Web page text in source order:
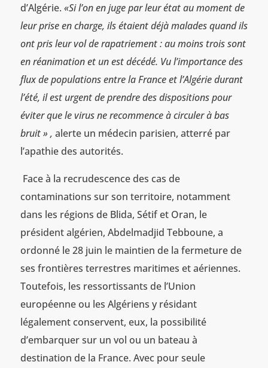
d’Algérie. «Si l’on en juge par leur état au moment de
leur prise en charge, ils étaient déjà malades quand ils
ont pris leur vol de rapatriement : au moins trois sont
en réanimation et un est décédé. Vu l’importance des
flux de populations entre la France et l’Algérie durant
l’été, il est urgent de prendre des dispositions pour
éviter que le virus ne recommence à circuler à bas
bruit » , alerte un médecin parisien, atterré par
l’apathie des autorités.
Face à la recrudescence des cas de
contaminations sur son territoire, notamment
dans les régions de Blida, Sétif et Oran, le
président algérien, Abdelmadjid Tebboune, a
ordonné le 28 juin le maintien de la fermeture de
ses frontières terrestres maritimes et aériennes.
Toutefois, les ressortissants de l’Union
européenne ou les Algériens y résidant
légalement conservent, eux, la possibilité
d’embarquer sur un vol ou un bateau à
destination de la France. Avec pour seule